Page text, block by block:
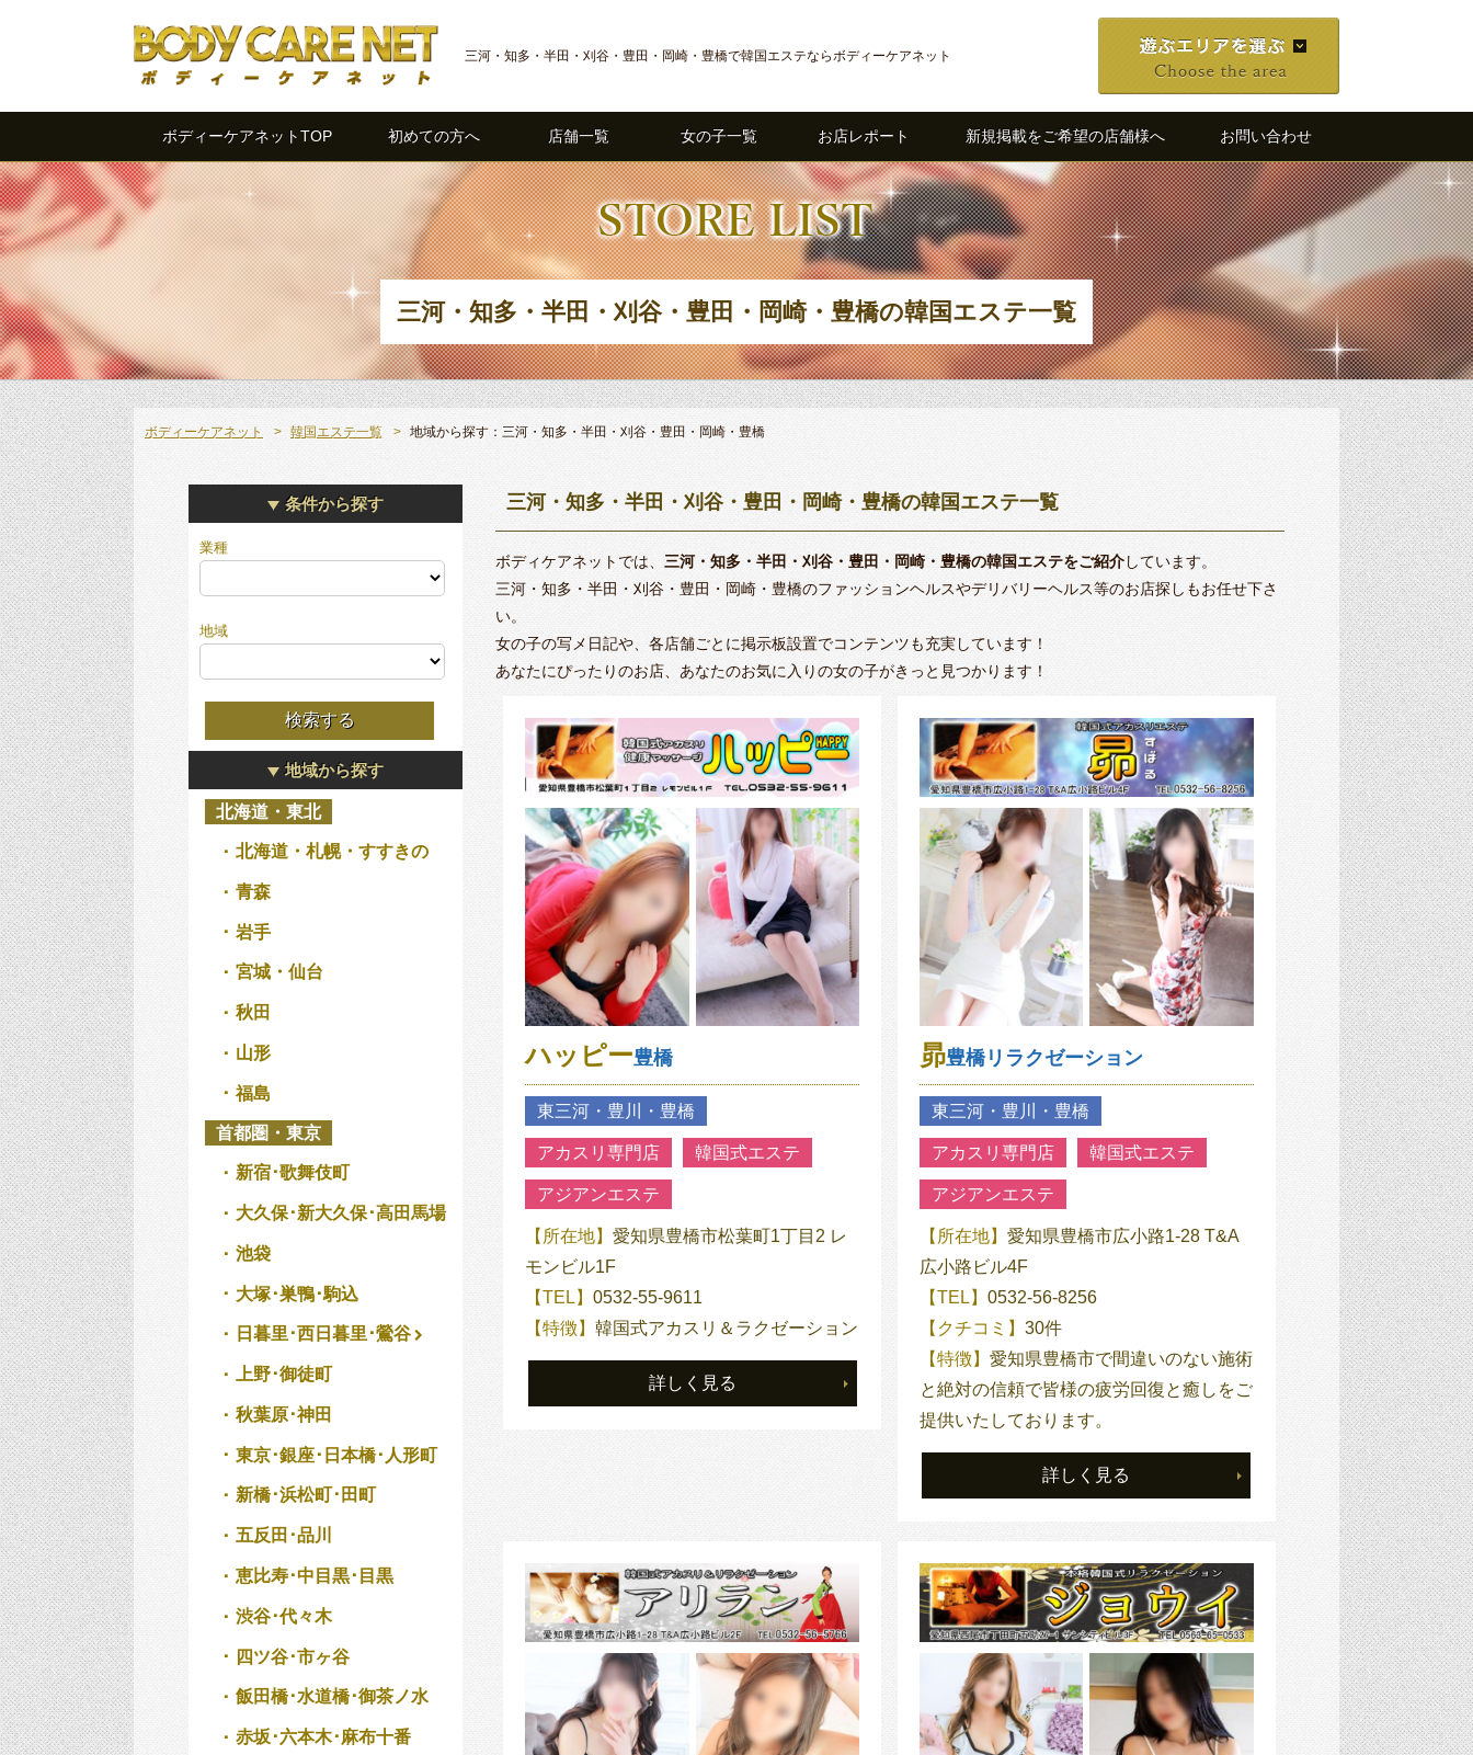
三河・知多・半田・刈谷・豊田・岡崎・豊橋で韓国エステならボディーケアネット
ボディーケアネットTOP 初めての方へ 店舗一覧 女の子一覧 お店レポート 新規掲載をご希望の店舗様へ お問い合わせ
三河・知多・半田・刈谷・豊田・岡崎・豊橋の韓国エステ一覧
ボディーケアネット 韓国エステ一覧 地域から探す：三河・知多・半田・刈谷・豊田・岡崎・豊橋
三河・知多・半田・刈谷・豊田・岡崎・豊橋の韓国エステ一覧
ボディケアネットでは、 三河・知多・半田・刈谷・豊田・岡崎・豊橋の韓国エステをご紹介しています。
三河・知多・半田・刈谷・豊田・岡崎・豊橋のファッションヘルスやデリバリーヘルス等のお店探しもお任せ下さ
い。
女の子の写メ日記や、各店舗ごとに掲示板設置でコンテンツも充実しています！
あなたにぴったりのお店、あなたのお気に入りの女の子がきっと見つかります！
ハッピー豊橋
東三河・豊川・豊橋
アカスリ専門店 韓国式エステ
アジアンエステ
【所在地】愛知県豊橋市松葉町1丁目2 レ
モンビル1F
【TEL】0532-55-9611
【特徴】韓国式アカスリ＆ラクゼーション
詳しく見る
昴豊橋リラクゼーション
東三河・豊川・豊橋
アカスリ専門店 韓国式エステ
アジアンエステ
【所在地】 愛知県豊橋市広小路1-28 T&A
広小路ビル4F
【TEL】 0532-56-8256
【クチコミ】 30件
【特徴】 愛知県豊橋市で間違いのない施術
と絶対の信頼で皆様の疲労回復と癒しをご
提供いたしております。
詳しく見る
条件から探す
業種
地域
地域から探す
北海道・東北
北海道・札幌・すすきの
青森
岩手
宮城・仙台
秋田
山形
福島
首都圏・東京
新宿･歌舞伎町
大久保･新大久保･高田馬場
池袋
大塚･巣鴨･駒込
日暮里･西日暮里･鶯谷
上野･御徒町
秋葉原･神田
東京･銀座･日本橋･人形町
新橋･浜松町･田町
五反田･品川
恵比寿･中目黒･目黒
渋谷･代々木
四ツ谷･市ヶ谷
飯田橋･水道橋･御茶ノ水
赤坂･六本木･麻布十番